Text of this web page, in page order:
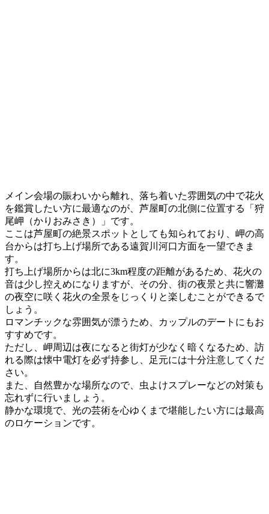
メイン会場の賑わいから離れ、落ち着いた雰囲気の中で花火
を鑑賞したい方に最適なのが、芦屋町の北側に位置する「狩
尾岬（かりおみさき）」です。
ここは芦屋町の絶景スポットとしても知られており、岬の高
台からは打ち上げ場所である遠賀川河口方面を一望できま
す。
打ち上げ場所からは北に3km程度の距離があるため、花火の
音は少し控えめになりますが、その分、街の夜景と共に響灘
の夜空に咲く花火の全景をじっくりと楽しむことができるで
しょう。
ロマンチックな雰囲気が漂うため、カップルのデートにもお
すすめです。
ただし、岬周辺は夜になると街灯が少なく暗くなるため、訪
れる際は懐中電灯を必ず持参し、足元には十分注意してくだ
さい。
また、自然豊かな場所なので、虫よけスプレーなどの対策も
忘れずに行いましょう。
静かな環境で、光の芸術を心ゆくまで堪能したい方には最高
のロケーションです。